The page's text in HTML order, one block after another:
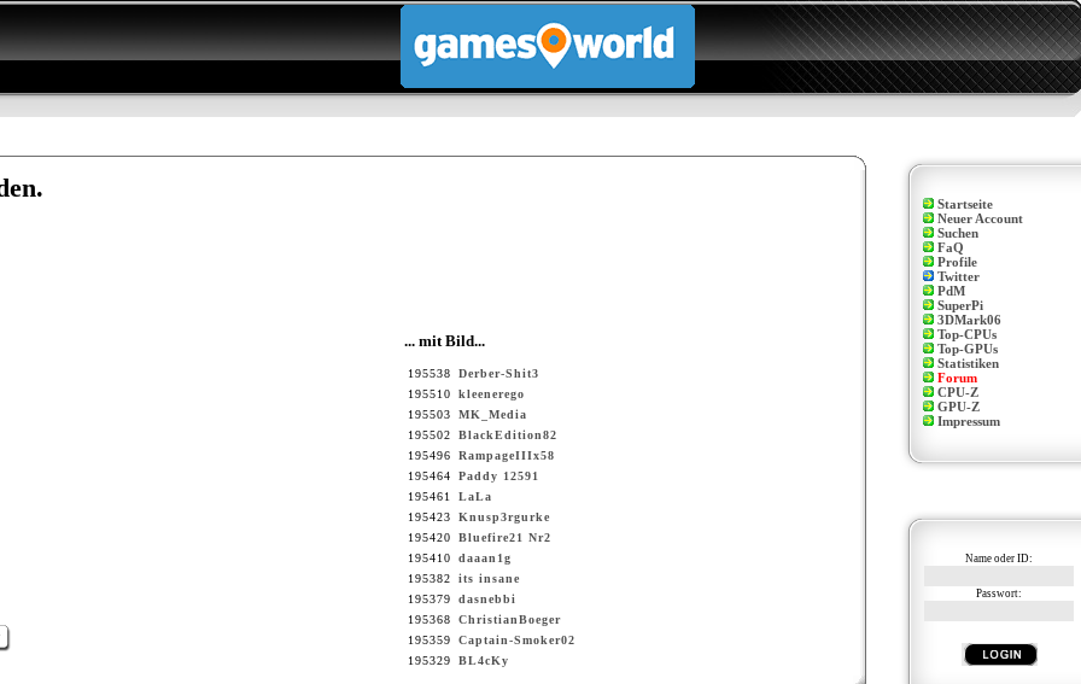
... mit Bild...
195538
Derber-Shit3
195510
kleenerego
195503
MK_Media
195502
BlackEdition82
195496
RampageIIIx58
195464
Paddy 12591
195461
LaLa
195423
Knusp3rgurke
195420
Bluefire21 Nr2
195410
daaan1g
195382
its insane
195379
dasnebbi
195368
ChristianBoeger
195359
Captain-Smoker02
195329
BL4cKy
Startseite
Neuer Account
Suchen
FaQ
Profile
Twitter
PdM
SuperPi
3DMark06
Top-CPUs
Top-GPUs
Statistiken
Forum
CPU-Z
GPU-Z
Impressum
Name oder ID:
Passwort: